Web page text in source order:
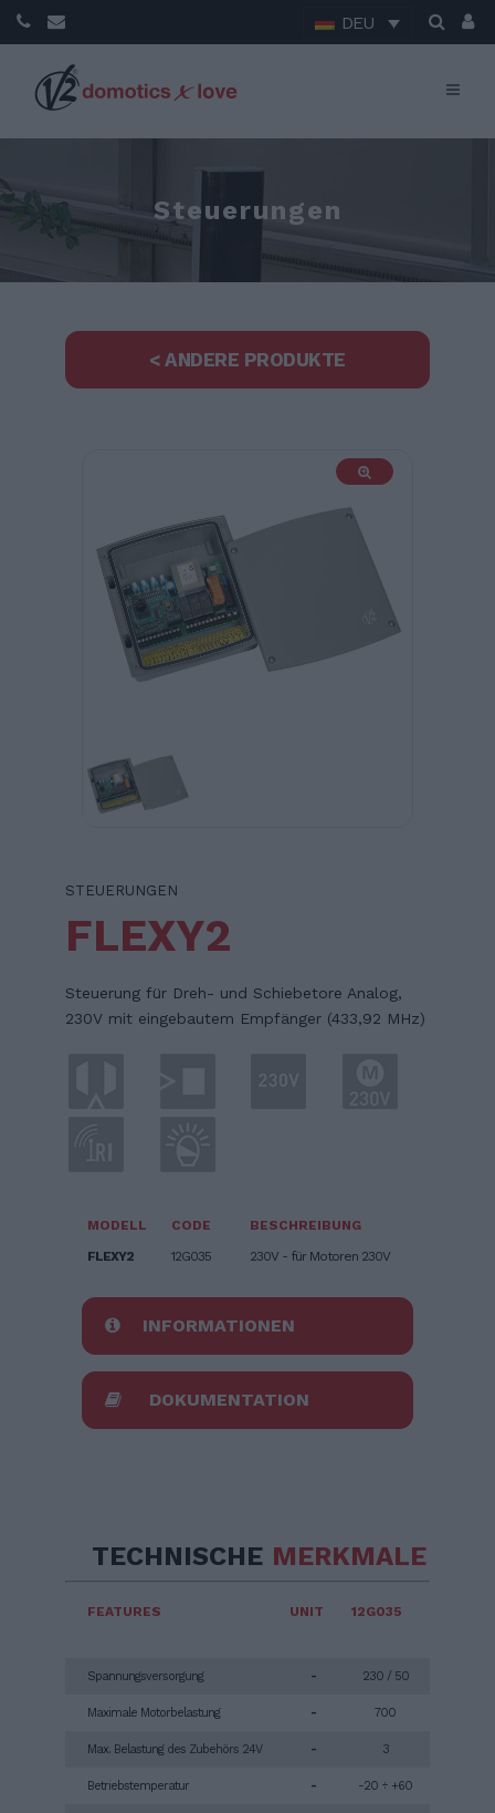
DEU
Steuerungen
< ANDERE PRODUKTE
STEUERUNGEN
FLEXY2
Steuerung für Dreh- und Schiebetore Analog,
230V mit eingebautem Empfänger (433,92 MHz)
MODELL CODE
BESCHREIBUNG
FLEXY2
12G035 230V - für Motoren 230V
INFORMATIONEN
DOKUMENTATION
TECHNISCHE MERKMALE
FEATURES
Spannungsversorgung
Maximale Motorbelastung
Max. Belastung des Zubehörs 24V
Betriebstemperatur
UNIT
-
-
-
-
12G035
230 / 50
700
3
-20 ÷ +60